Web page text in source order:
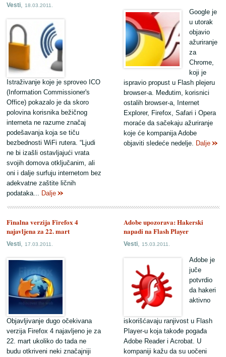
Google je
u utorak
objavio
ažuriranje
za
Chrome,
koji je
ispravio propust u Flash plejeru
browser-a. Međutim, korisnici
ostalih browser-a, Internet
Explorer, Firefox, Safari i Opera
moraće da sačekaju ažuriranje
koje će kompanija Adobe
objaviti sledeće nedelje. Dalje
Vesti,18.03.2011.
Istraživanje koje je sproveo ICO
(Information Commissioner's
Office) pokazalo je da skoro
polovina korisnika bežičnog
interneta ne razume značaj
podešavanja koja se tiču
bezbednosti WiFi rutera. “Ljudi
ne bi izašli ostavljajući vrata
svojih domova otključanim, ali
oni i dalje surfuju internetom bez
adekvatne zaštite ličnih
podataka... Dalje
Adobe upozorava: Hakerski
napadi na Flash Player
Vesti,15.03.2011.
Adobe je
juče
potvrdio
da hakeri
aktivno
iskorišćavaju ranjivost u Flash
Player-u koja takođe pogađa
Adobe Reader i Acrobat. U
kompaniji kažu da su uočeni
Finalna verzija Firefox 4
najavljena za 22. mart
Vesti,17.03.2011.
Objavljivanje dugo očekivana
verzija Firefox 4 najavljeno je za
22. mart ukoliko do tada ne
budu otkriveni neki značajniji